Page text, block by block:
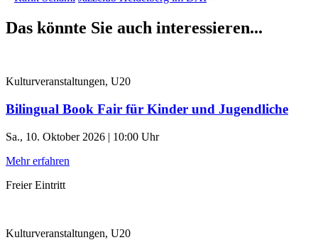
Das könnte Sie auch interessieren...
Kulturveranstaltungen, U20
Bilingual Book Fair für Kinder und Jugendliche
Sa., 10. Oktober 2026 | 10:00 Uhr
Mehr erfahren
Freier Eintritt
Kulturveranstaltungen, U20